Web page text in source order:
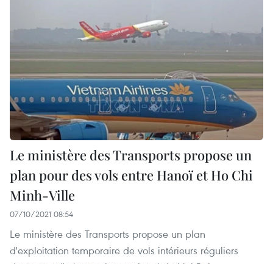
Le ministère des Transports propose un
plan pour des vols entre Hanoï et Ho Chi
Minh-Ville
07/10/2021 08:54
Le ministère des Transports propose un plan
d'exploitation temporaire de vols intérieurs réguliers